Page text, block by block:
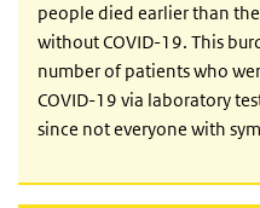
people died earlier than
without COVID-19. This
number of patients who
COVID-19 via laboratory
since not everyone with